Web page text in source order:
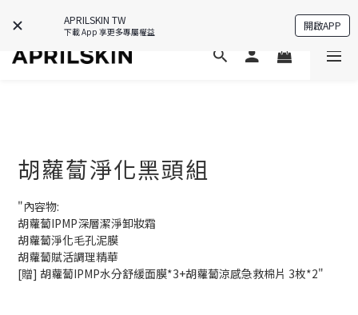
APRILSKIN TW
下載 App 享更多專屬權益 開啟APP
APP限定禮🎁下載即送韓國保養好物💗
胡蘿蔔淨化黑頭組
"內容物:
胡蘿蔔IPMP深層潔淨卸妝霜
胡蘿蔔淨化毛孔泥膜
胡蘿蔔賦活調理精華
[贈] 胡蘿蔔IPMP水分舒緩面膜*3+胡蘿蔔涼感急救棉片 3枚*2"